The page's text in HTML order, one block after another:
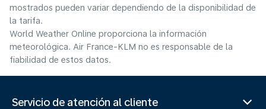
mostrados pueden variar dependiendo de la disponibilidad de
la tarifa.
World Weather Online proporciona la información
meteorológica. Air France-KLM no es responsable de la
fiabilidad de estos datos.
Servicio de atención al cliente